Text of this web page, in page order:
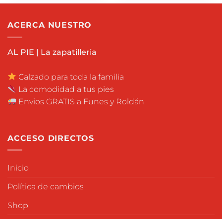
ACERCA NUESTRO
AL PIE | La zapatilleria
Calzado para toda la familia
La comodidad a tus pies
Envios GRATIS a Funes y Roldán
ACCESO DIRECTOS
Inicio
Política de cambios
Shop